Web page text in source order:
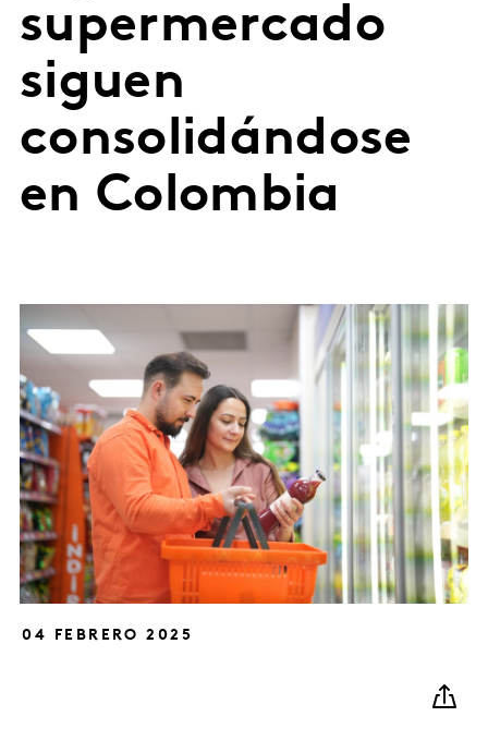
supermercado
siguen
consolidándose
en Colombia
04 FEBRERO 2025